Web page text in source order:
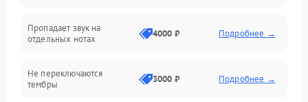
Оптика
Пропадает звук на
отдельных нотах
4000 ₽ Подробнее →
Не переключаются
тембры
3000 ₽ Подробнее →